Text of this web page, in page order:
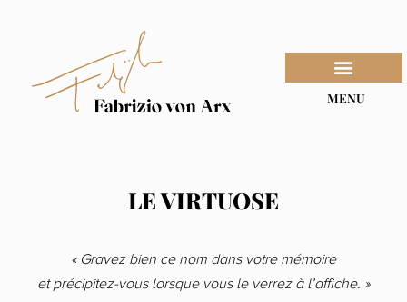
MENU
LE VIRTUOSE
« Gravez bien ce nom dans votre mémoire
et précipitez-vous lorsque vous le verrez à l’affiche. »